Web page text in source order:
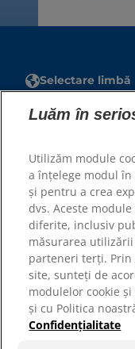
Selectare limbă
Resurse
Harta site-ului
Site-urile
Hill’s Vet
Cariere
Parteneri
Luăm în
Utilizăm module
a înțelege modul
și pentru a crea
dvs. Aceste
diferite, inclusiv
măsurarea
parteneri terți.
site, sunteți de
modulelor cookie
și cu Politica
Confidențialitate